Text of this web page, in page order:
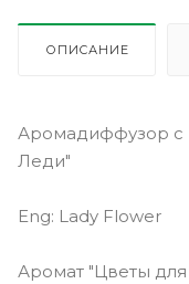
ОПИСАНИЕ
Аромадиффузор с
Леди"
Eng: Lady Flower
Аромат "Цветы